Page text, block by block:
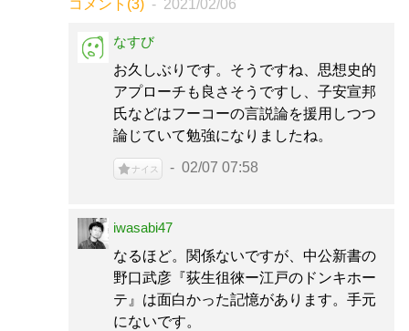
コメント(3) 2021/02/06
なすび
お久しぶりです。そうですね、思想史的
アプローチも良さそうですし、子安宣邦
氏などはフーコーの言説論を援用しつつ
論じていて勉強になりましたね。
ナイス 02/07 07:58
iwasabi47
なるほど。関係ないですが、中公新書の
野口武彦『荻生徂徠ー江戸のドンキホー
テ』は面白かった記憶があります。手元
にないです。